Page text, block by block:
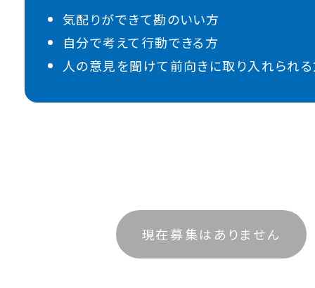
気配りができて勘のいい方
自分で考えて行動できる方
人の意見を聞けて前向きに取り入れられ
現在募集はありません